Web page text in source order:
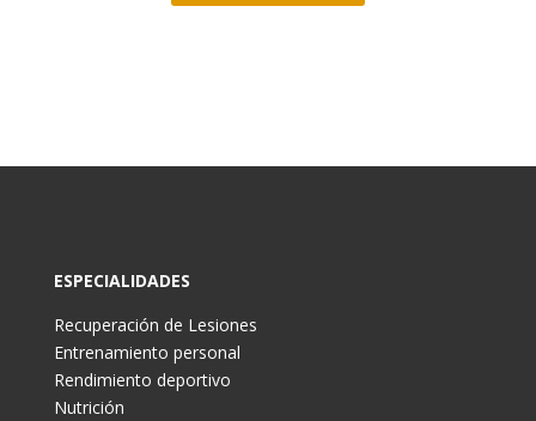
ESPECIALIDADES
Recuperación de Lesiones
Entrenamiento personal
Rendimiento deportivo
Nutrición